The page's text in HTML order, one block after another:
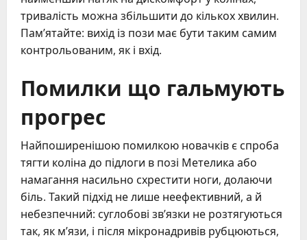
тривалість можна збільшити до кількох хвилин.
Пам’ятайте: вихід із пози має бути таким самим
контрольованим, як і вхід.
Помилки що гальмують
прогрес
Найпоширенішою помилкою новачків є спроба
тягти коліна до підлоги в позі Метелика або
намагання насильно схрестити ноги, долаючи
біль. Такий підхід не лише неефективний, а й
небезпечний: суглобові зв’язки не розтягуються
так, як м’язи, і після мікронадривів рубцюються,